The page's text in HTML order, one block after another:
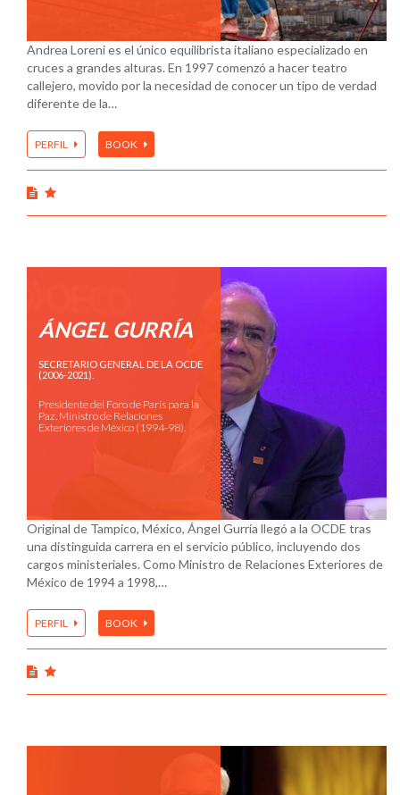
Andrea Loreni es el único equilibrista italiano especializado en
cruces a grandes alturas. En 1997 comenzó a hacer teatro
callejero, movido por la necesidad de conocer un tipo de verdad
diferente de la…
PERFIL BOOK
ÁNGEL GURRÍA
SECRETARIO GENERAL DE LA OCDE
(2006-2021).
Presidente del Foro de París para la
Paz. Ministro de Relaciones
Exteriores de México (1994-98).
Original de Tampico, México, Ángel Gurría llegó a la OCDE tras
una distinguida carrera en el servicio público, incluyendo dos
cargos ministeriales. Como Ministro de Relaciones Exteriores de
México de 1994 a 1998,…
PERFIL BOOK